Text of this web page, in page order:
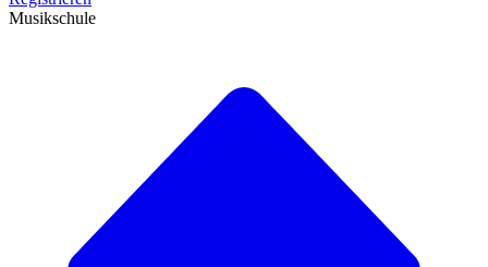
Musikschule